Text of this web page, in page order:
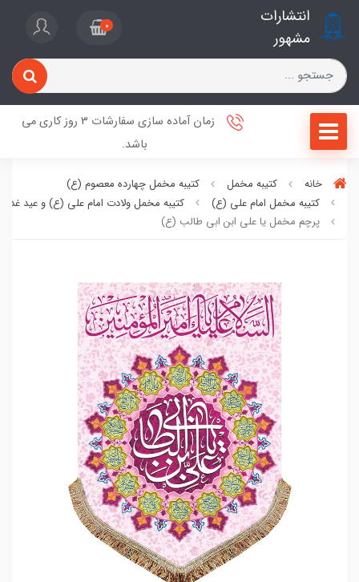
انتشارات
مشهور
0
زمان آماده سازی سفارشات 3 روز کاری می
باشد.
خانه کتیبه مخمل
کتیبه مخمل چهارده معصوم (ع)
کتیبه مخمل امام علی (ع)
کتیبه مخمل ولادت امام علی (ع) و عید
پرچم مخمل یا علی ابن ابی طالب (ع)